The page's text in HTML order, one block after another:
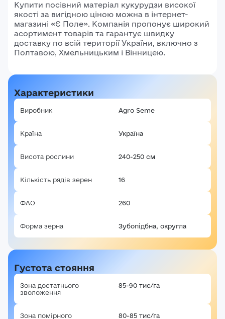
Купити посівний матеріал кукурудзи високої
якості за вигідною ціною можна в інтернет-
магазині «Є Поле». Компанія пропонує широкий
асортимент товарів та гарантує швидку
доставку по всій території України, включно з
Полтавою, Хмельницьким і Вінницею.
Характеристики
Виробник Agro Seme
Країна Україна
Висота рослини 240-250 см
Кількість рядів зерен 16
ФАО 260
Форма зерна Зубопідбна, округла
Густота стояння
Зона достатнього
зволоження
85-90 тис/га
Зона помірного 80-85 тис/га